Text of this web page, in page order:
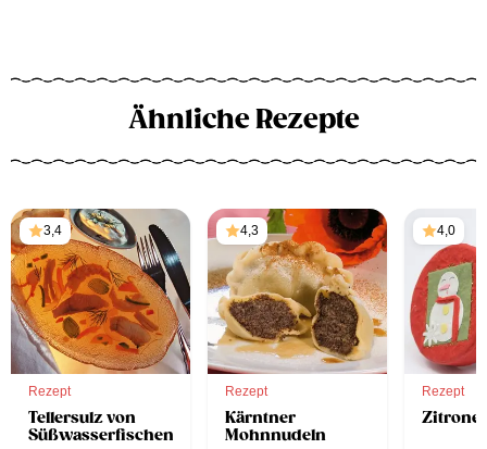
Ähnliche Rezepte
3,4
Rezept
Tellersulz von
Süßwasserfischen
4,3
Rezept
Kärntner
Mohnnudeln
4,0
Rezept